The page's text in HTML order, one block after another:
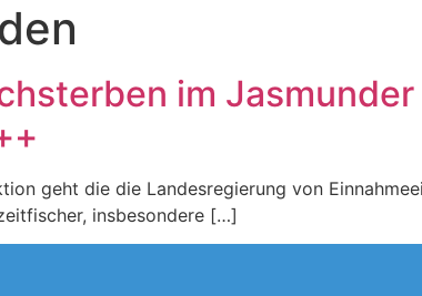
im
geht die die Landesregierung von
insbesondere […]